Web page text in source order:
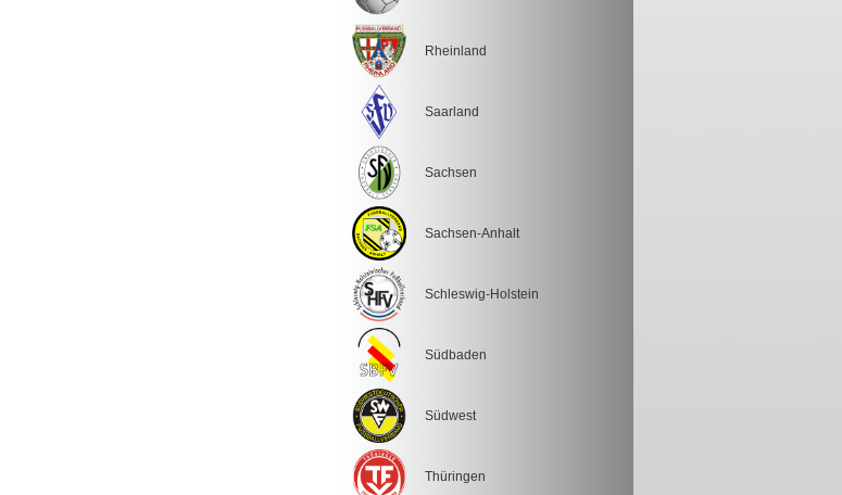
Rheinland
Saarland
Sachsen
Sachsen-Anhalt
Schleswig-Holstein
Südbaden
Südwest
Thüringen